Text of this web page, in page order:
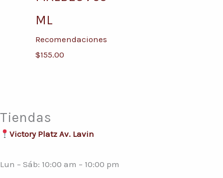
ML
Recomendaciones
$155.00
Tiendas
Victory Platz Av. Lavin
Lun – Sáb: 10:00 am – 10:00 pm